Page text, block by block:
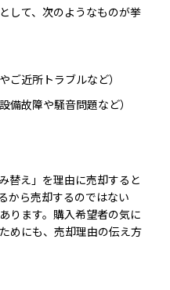
して、次のようなものが挙
ご近所トラブルなど）
備故障や騒音問題など）
替え」を理由に売却すると
から売却するのではない
ります。購入希望者の気に
めにも、売却理由の伝え方